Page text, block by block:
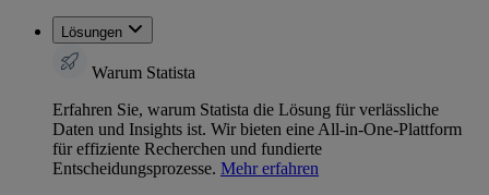
Lösungen
Warum Statista
Erfahren Sie, warum Statista die Lösung für verlässliche
Daten und Insights ist. Wir bieten eine All-in-One-Plattform
für effiziente Recherchen und fundierte
Entscheidungsprozesse. Mehr erfahren